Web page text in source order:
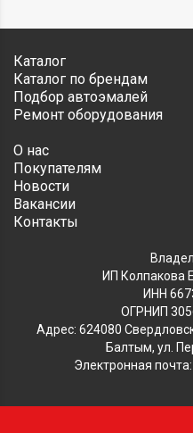
Каталог
Каталог по брендам
Подбор автоэмалей
Ремонт оборудования
О нас
Покупателям
Новости
Вакансии
Контакты
ИП Колпакова
ИНН
ОГРНИП
Адрес: 624080
Балтым, ул.
Электронная почта: